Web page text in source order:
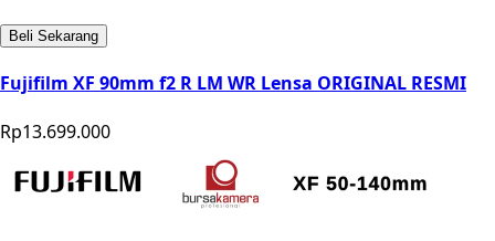
Beli Sekarang
Fujifilm XF 90mm f2 R LM WR Lensa ORIGINAL RESMI
Rp13.699.000